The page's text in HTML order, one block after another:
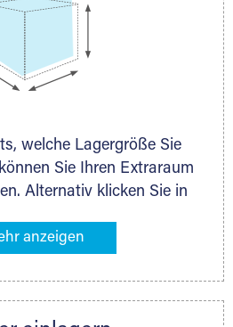
welche Lagergröße Sie
Sie Ihren Extraraum
Alternativ klicken Sie in
Sie einlagern möchten –
steht Ihnen Ihr Extraraum